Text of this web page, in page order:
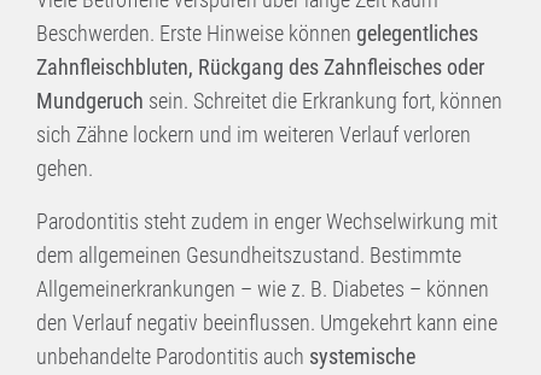
Beschwerden. Erste Hinweise können gelegentliches
Zahnfleischbluten, Rückgang des Zahnfleisches oder
Mundgeruch sein. Schreitet die Erkrankung fort, können
sich Zähne lockern und im weiteren Verlauf verloren
gehen.
Parodontitis steht zudem in enger Wechselwirkung mit
dem allgemeinen Gesundheitszustand. Bestimmte
Allgemeinerkrankungen – wie z. B. Diabetes – können
den Verlauf negativ beeinflussen. Umgekehrt kann eine
unbehandelte Parodontitis auch systemische